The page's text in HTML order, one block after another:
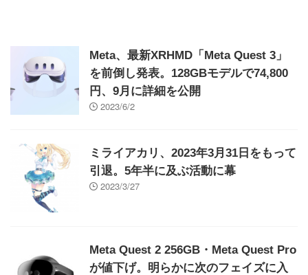
Meta、最新XRHMD「Meta Quest 3」
を前倒し発表。128GBモデルで74,800
円、9月に詳細を公開
2023/6/2
ミライアカリ、2023年3月31日をもって
引退。5年半に及ぶ活動に幕
2023/3/27
Meta Quest 2 256GB・Meta Quest Pro
が値下げ。明らかに次のフェイズに入